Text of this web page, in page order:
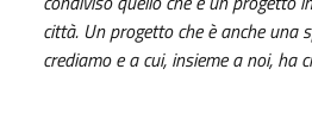
città. Un progetto che è anche una
crediamo e a cui, insieme a noi, ha